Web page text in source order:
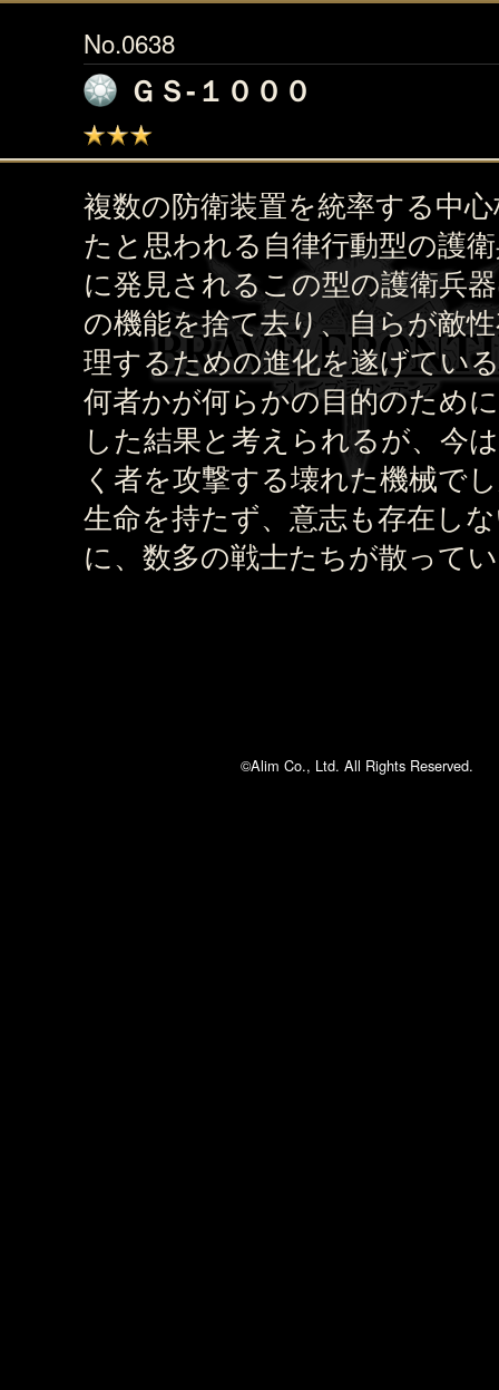
No.0638
ＧＳ‐１０００
複数の防衛装置を統率する中
たと思われる自律行動型の護
に発見されるこの型の護衛兵
の機能を捨て去り、自らが敵
理するための進化を遂げてい
何者かが何らかの目的のため
した結果と考えられるが、今
く者を攻撃する壊れた機械で
生命を持たず、意志も存在し
に、数多の戦士たちが散って
©Alim Co., Ltd. All Rights Reserved.